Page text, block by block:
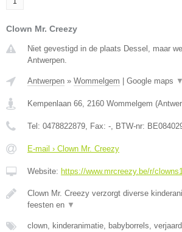
Clown Mr. Creezy
Niet gevestigd in de plaats Dessel, maar
Antwerpen.
Antwerpen » Wommelgem Google maps ▼
Kempenlaan 66, 2160 Wommelgem (
Tel: 0478822879, Fax: -, BTW-nr:
E-mail › Clown Mr. Creezy
Website: https://www.mrcreezy.be/r/
Clown Mr. Creezy verzorgt diverse
feesten en ▼
clown, kinderanimatie, babyborrels,